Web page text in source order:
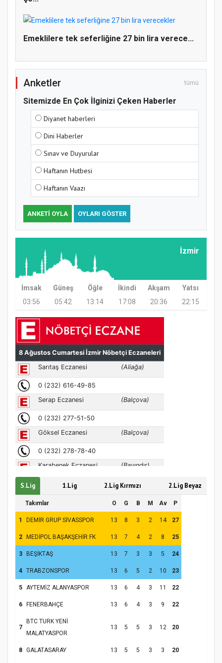
MÜFTÜ ABULSELAM ÖZDERE’YE ZİYARET
Hz. Peygamber ve Gençlik Konferansı
Samsun Atakum’da Yaz Kur’an Kursu
Emeklilere tek seferliğine 27 bin lira verece...
Anketler tümü
Sitemizde En Çok İlginizi Çeken Haberler
Diyanet haberleri
Dini Haberler
Sınav ve Duyurular
Haftanın Hutbesi
Haftanın Vaazı
ANKETI OYLA OYLARI GÖSTER
İzmir
İmsak Güneş Öğle İkindi Akşam
Yatsı
03:56
05:42 13:14 17:08 20:36 22:15
S.Lig 1.Lig 2.Lig Kırmızı 2.Lig Beyaz
Takımlar O G B M Av P
1 DEMİR GRUP SİVASSPOR 13 8 3 2 14 27
2 MEDİPOL BAŞAKŞEHİR FK 13 7 4 2 8 25
3 BEŞİKTAŞ 13 7 3 3 5 24
4 TRABZONSPOR 13 6 5 2 10 23
5 AYTEMİZ ALANYASPOR 13 6 4 3 11 22
6 FENERBAHÇE 13 6 4 3 9 22
7
BTC TURK YENİ
MALATYASPOR
13 5 5 3 12 20
8 GALATASARAY 13 5 5 3 3 20